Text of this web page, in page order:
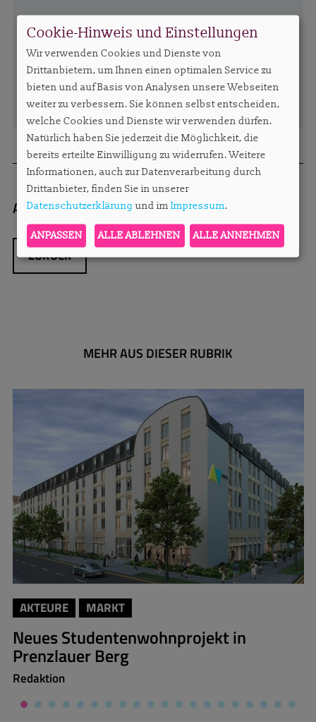
Autorin:Redaktion
ZURÜCK
MEHR AUS DIESER RUBRIK
AKTEURE MARKT
Neues Studentenwohnprojekt in
Prenzlauer Berg
Redaktion
Cookie-Hinweis und Einstellungen
Wir verwenden Cookies und Dienste von
Drittanbietern, um Ihnen einen optimalen Service zu
bieten und auf Basis von Analysen unsere Webseiten
weiter zu verbessern. Sie können selbst entscheiden,
welche Cookies und Dienste wir verwenden dürfen.
Natürlich haben Sie jederzeit die Möglichkeit, die
bereits erteilte Einwilligung zu widerrufen. Weitere
Informationen, auch zur Datenverarbeitung durch
Drittanbieter, finden Sie in unserer
Datenschutzerklärung und im Impressum.
ANPASSEN ALLE ABLEHNEN ALLE ANNEHMEN